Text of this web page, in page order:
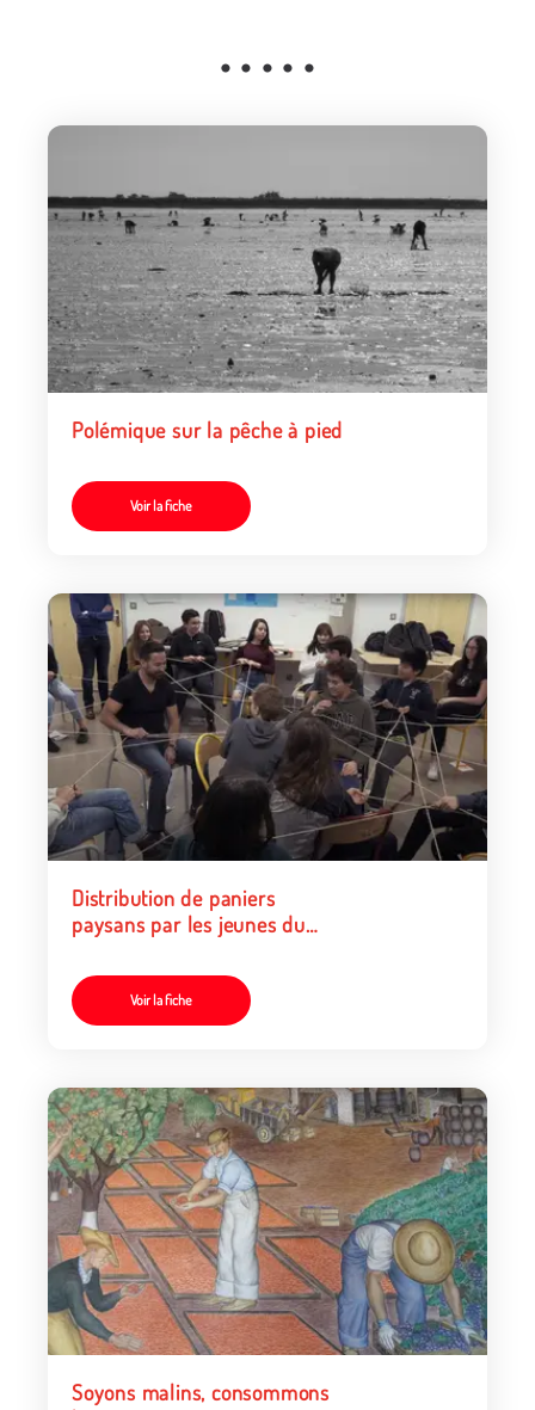
• • • • •
Polémique sur la pêche à pied
Voir la fiche
Distribution de paniers
paysans par les jeunes du
Voir la fiche
Soyons malins, consommons